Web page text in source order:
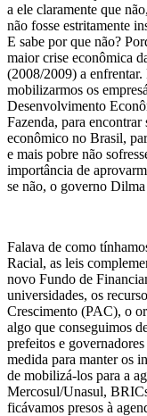
a ele claramente que
não fosse estritamente
E sabe por que não?
maior crise econômica
(2008/2009) a
mobilizarmos os
Desenvolvimento
Fazenda, para
econômico no Brasil,
e mais pobre não
importância de
se não, o governo
Falava de como
Racial, as leis
novo Fundo de
universidades, os
Crescimento (PAC), o
algo que conseguimos
prefeitos e
medida para manter os
de mobilizá-los para a
Mercosul/Unasul,
ficávamos presos à